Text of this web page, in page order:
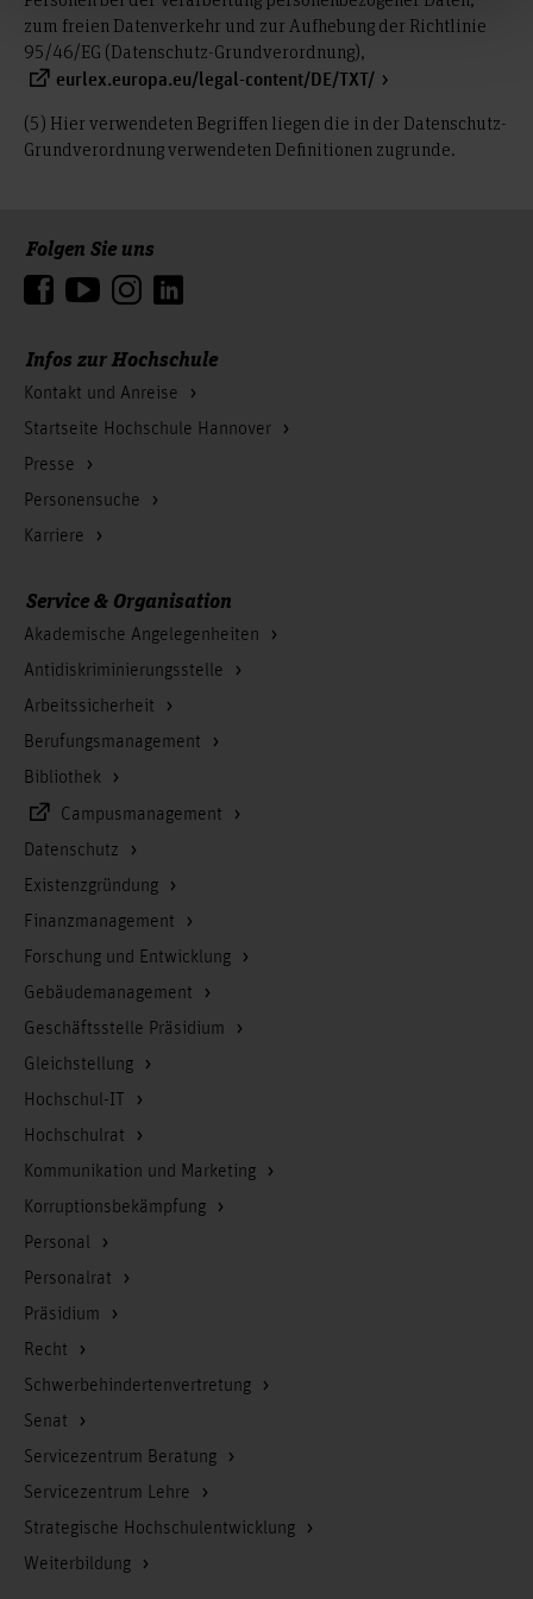
zum freien Datenverkehr und zur Aufhebung der Richtlinie
95/46/EG (Datenschutz-Grundverordnung),
eurlex.europa.eu/legal-content/DE/TXT/
(5) Hier verwendeten Begriffen liegen die in der Datenschutz-
Grundverordnung verwendeten Definitionen zugrunde.
Infos zur Hochschule
Kontakt und Anreise
Startseite Hochschule Hannover
Presse
Personensuche
Karriere
Folgen Sie uns
Service & Organisation
Akademische Angelegenheiten
Antidiskriminierungsstelle
Arbeitssicherheit
Berufungsmanagement
Bibliothek
Campusmanagement
Datenschutz
Existenzgründung
Finanzmanagement
Forschung und Entwicklung
Gebäudemanagement
Geschäftsstelle Präsidium
Gleichstellung
Hochschul-IT
Hochschulrat
Kommunikation und Marketing
Korruptionsbekämpfung
Personal
Personalrat
Präsidium
Recht
Schwerbehindertenvertretung
Senat
Servicezentrum Beratung
Servicezentrum Lehre
Strategische Hochschulentwicklung
Weiterbildung